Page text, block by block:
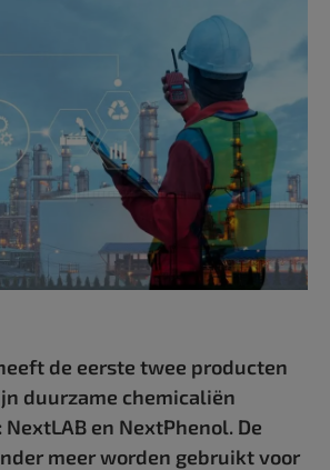
de eerste twee producten
duurzame chemicaliën
en NextPhenol. De
meer worden gebruikt voor